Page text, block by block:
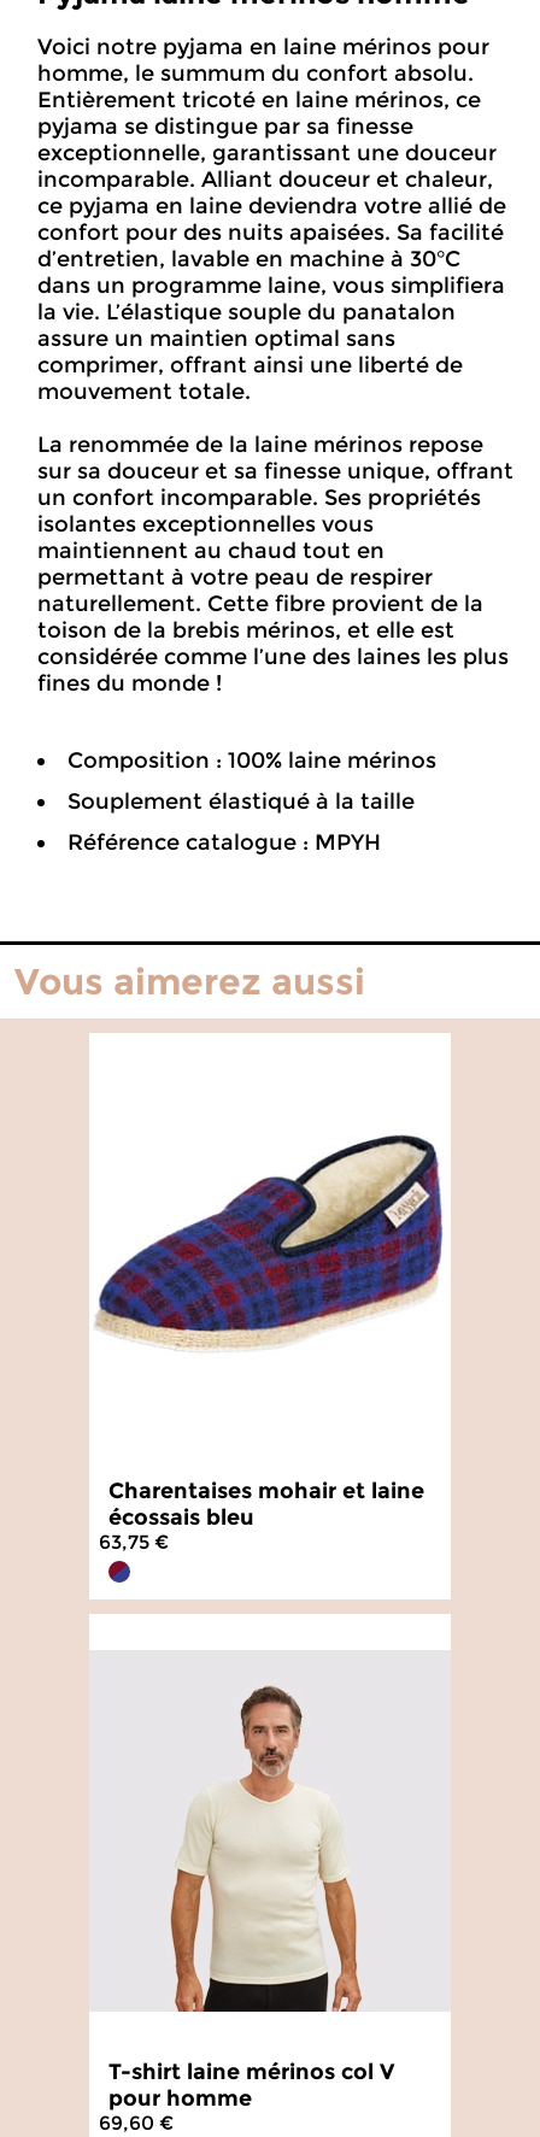
Voici notre pyjama en laine mérinos pour
homme, le summum du confort absolu.
Entièrement tricoté en laine mérinos, ce
pyjama se distingue par sa finesse
exceptionnelle, garantissant une douceur
incomparable. Alliant douceur et chaleur,
ce pyjama en laine deviendra votre allié de
confort pour des nuits apaisées. Sa facilité
d’entretien, lavable en machine à 30°C
dans un programme laine, vous simplifiera
la vie. L’élastique souple du panatalon
assure un maintien optimal sans
comprimer, offrant ainsi une liberté de
mouvement totale.
La renommée de la laine mérinos repose
sur sa douceur et sa finesse unique, offrant
un confort incomparable. Ses propriétés
isolantes exceptionnelles vous
maintiennent au chaud tout en
permettant à votre peau de respirer
naturellement. Cette fibre provient de la
toison de la brebis mérinos, et elle est
considérée comme l’une des laines les plus
fines du monde !
Composition : 100% laine mérinos
Souplement élastiqué à la taille
Référence catalogue : MPYH
Vous aimerez aussi
Charentaises mohair et laine
écossais bleu
63,75 €
T-shirt laine mérinos col V
pour homme
69,60 €